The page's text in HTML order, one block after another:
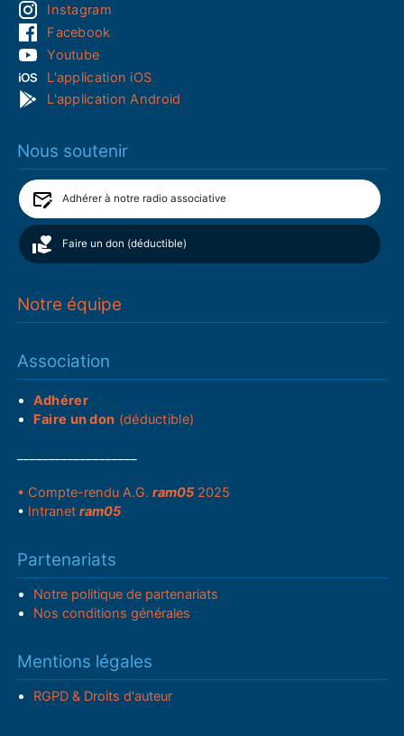
Instagram
Facebook
Youtube
L'application iOS
L'application Android
Nous soutenir
Adhérer à notre radio associative
Faire un don (déductible)
Notre équipe
Association
Adhérer
Faire un don (déductible)
• Compte-rendu A.G.ram05 2025
• Intranetram05
Partenariats
Notre politique de partenariats
Nos conditions générales
Mentions légales
RGPD & Droits d'auteur